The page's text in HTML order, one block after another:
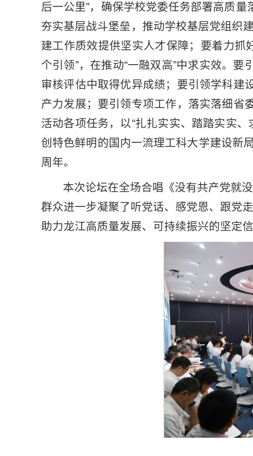
后一公里”，确保学校党委任务部署高质
夯实基层战斗堡垒，推动学校基层党组织
建工作质效提供坚实人才保障；要着力抓
个引领”，在推动“一融双高”中求实效。
审核评估中取得优异成绩；要引领学科建
产力发展；要引领专项工作，落实落细省
活动各项任务，以“扎扎实实、踏踏实实
创特色鲜明的国内一流理工科大学建设新
周年。
本次论坛在全场合唱《没有共产党就
群众进一步凝聚了听党话、感党恩、跟党
助力龙江高质量发展、可持续振兴的坚定